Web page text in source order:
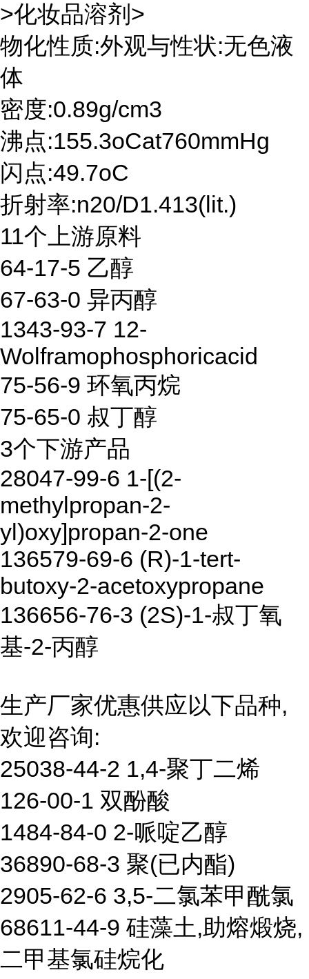
>化妆品溶剂>
物化性质:外观与性状:无色液
体
密度:0.89g/cm3
沸点:155.3oCat760mmHg
闪点:49.7oC
折射率:n20/D1.413(lit.)
11个上游原料
64-17-5 乙醇
67-63-0 异丙醇
1343-93-7 12-
Wolframophosphoricacid
75-56-9 环氧丙烷
75-65-0 叔丁醇
3个下游产品
28047-99-6 1-[(2-
methylpropan-2-
yl)oxy]propan-2-one
136579-69-6 (R)-1-tert-
butoxy-2-acetoxypropane
136656-76-3 (2S)-1-叔丁氧
基-2-丙醇
生产厂家优惠供应以下品种,
欢迎咨询:
25038-44-2 1,4-聚丁二烯
126-00-1 双酚酸
1484-84-0 2-哌啶乙醇
36890-68-3 聚(已内酯)
2905-62-6 3,5-二氯苯甲酰氯
68611-44-9 硅藻土,助熔煅烧,
二甲基氯硅烷化